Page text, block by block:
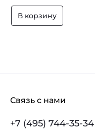
В корзину
Связь с нами
+7 (495) 744-35-34